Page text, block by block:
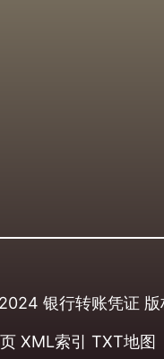
银行转账凭证
XML索引 TXT地图